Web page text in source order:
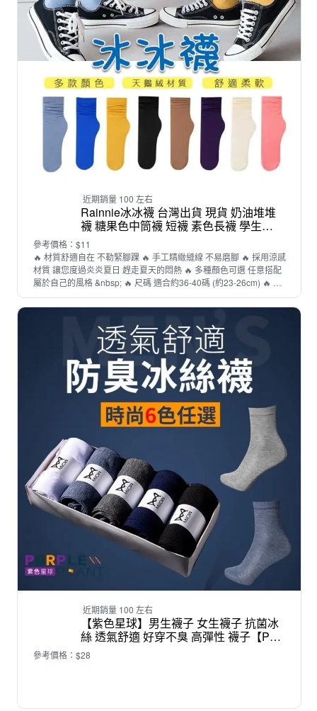
近期銷量 100 左右
Rainnie冰冰襪 台灣出貨 現貨 奶油堆堆
襪 糖果色中筒襪 短襪 素色長襪 學生襪
薄襪 涼感透氣
參考價格：$11
🔥 材質舒適自在 不勒緊腳踝 🔥 手工精緻縫線 不易磨腳 🔥 採用涼感
材質 讓您度過炎炎夏日 趕走夏天的悶熱 🔥 多種顏色可選 任意搭配
屬於自己的風格 &nbsp; 🔥 尺碼 適合約36-40碼 (約23-26cm) 🔥 材
質 輕薄天鵝絨材質 (以上為手工平放測量，單位:公分 ,測量誤差1-2公
分為正常喔!) ----------------------------------------------------- ◆貼心提醒◆
差，實際顏色請以實品為主。 --------------------------------------------------
--- ‼️提醒您‼️ 賣場內衣、內褲、褲襪..等等商品屬於【貼身衣物】唷~
貼身衣物一旦經過試穿、下水、吊牌剪掉~就無法辦理退換貨唷!! 若
無法接受請勿下標購買唷!! 【訂單注意】 ✎ 下單前請選擇正確的地址
與取件門市，訂單成立後無法修改地址與門市。 ✎ 請勿在訊息和訂
單備註顏色款式，下單前請確認顏色、規格，並下單正確。 &nbsp;
【出貨注意】 ✎ 賣家宅配，寄出後，非偏遠可隔日到貨。 ✎ 超商寄
出後，約 2-3 天可收到簡訊通知取貨。 ✎ 保證台灣出貨，可下標商
品均為現貨 ! &nbsp; ※ 請注意：平日 24 小時出貨不包含【星期五下
午 3 點後的訂單】 【星期五下午 3 點以後的訂單】一律在下週一上
班日出貨喔 !
近期銷量 100 左右
【紫色星球】男生襪子 女生襪子 抗菌冰
絲 透氣舒適 好穿不臭 高彈性 襪子【P10
01】防臭襪 除臭襪 長襪 中筒襪 男襪 女
襪 西裝襪 六色任選
參考價格：$28